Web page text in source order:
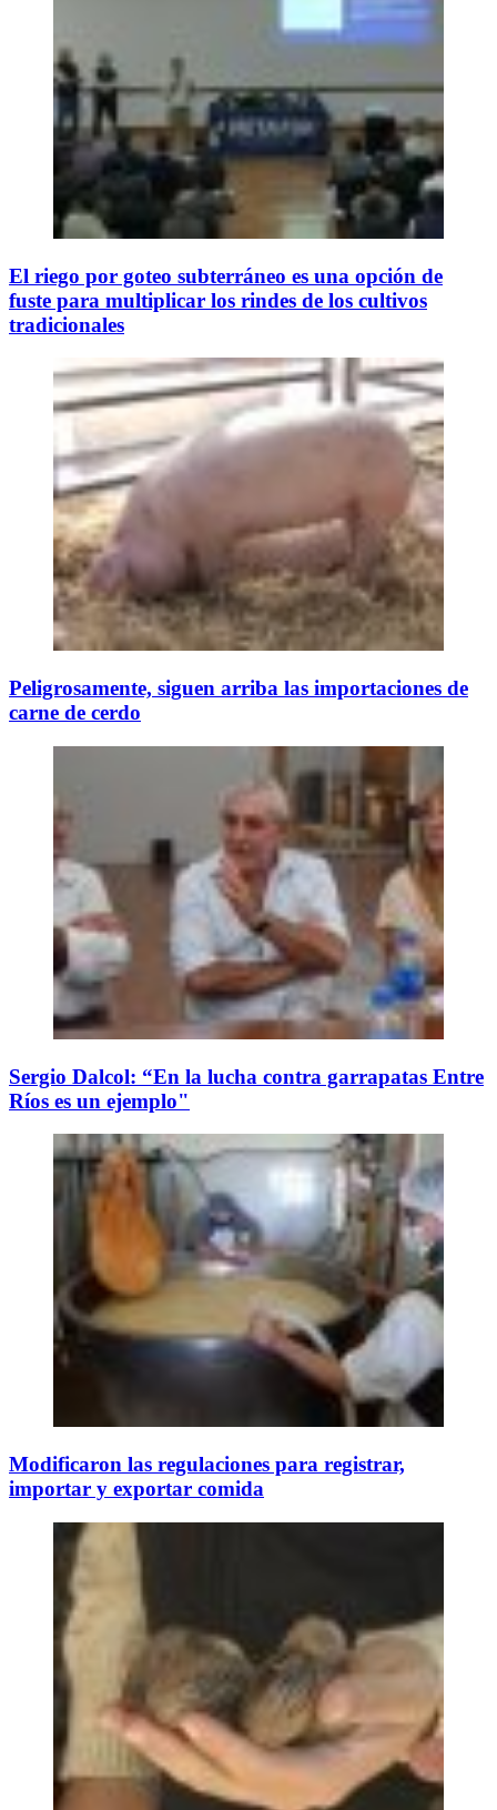
El riego por goteo subterráneo es una opción de
fuste para multiplicar los rindes de los cultivos
tradicionales
Peligrosamente, siguen arriba las importaciones de
carne de cerdo
Sergio Dalcol: “En la lucha contra garrapatas Entre
Ríos es un ejemplo"
Modificaron las regulaciones para registrar,
importar y exportar comida